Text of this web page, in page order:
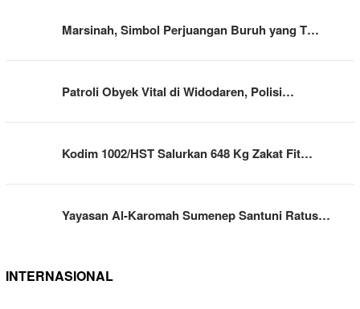
Marsinah, Simbol Perjuangan Buruh yang T…
Patroli Obyek Vital di Widodaren, Polisi…
Kodim 1002/HST Salurkan 648 Kg Zakat Fit…
Yayasan Al-Karomah Sumenep Santuni Ratus…
INTERNASIONAL